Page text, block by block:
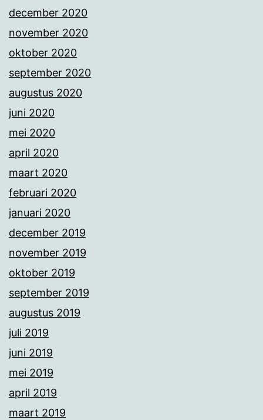
december 2020
november 2020
oktober 2020
september 2020
augustus 2020
juni 2020
mei 2020
april 2020
maart 2020
februari 2020
januari 2020
december 2019
november 2019
oktober 2019
september 2019
augustus 2019
juli 2019
juni 2019
mei 2019
april 2019
maart 2019